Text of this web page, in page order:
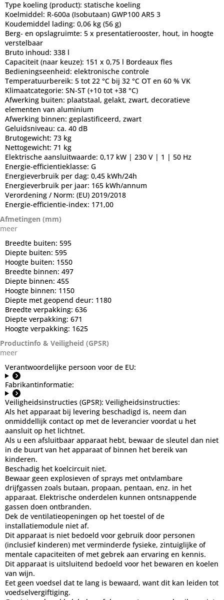
Type koeling (product): statische koeling
Koelmiddel: R-600a (Isobutaan) GWP100 AR5 3
Koudemiddel lading: 0,06 kg (56 g)
Berg- en opslagruimte: 5 x presentatierooster, hout, in hoogte
verstelbaar
Bruto inhoud: 338 l
Capaciteit (naar keuze): 151 x 0,75 l Bordeaux fles
Bedieningseenheid: elektronische controle
Temperatuurbereik: 5 tot 22 °C bij 32 °C OT en 60 % VK
Klimaatcategorie: SN-ST (+10 tot +38 °C)
Afwerking buiten: plaatstaal, gelakt, zwart, decoratieve
elementen van aluminium
Afwerking binnen: geplastificeerd, zwart
Geluidsniveau: ca. 40 dB
Brutogewicht: 73 kg
Nettogewicht: 71 kg
Elektrische aansluitwaarde: 0,17 kW | 230 V | 1 | 50 Hz
Energie-efficientieklasse: G
Energieverbruik per dag: 0,45 kWh/24h
Energieverbruik per jaar: 165 kWh/annum
Verordening / Norm: (EU) 2019/2018
Energie-efficientie-index: 171,00
Afmetingen (mm)
meer
Breedte buiten: 595
Diepte buiten: 595
Hoogte buiten: 1550
Breedte binnen: 497
Diepte binnen: 455
Hoogte binnen: 1150
Diepte met geopend deur: 1180
Breedte verpakking: 636
Diepte verpakking: 671
Hoogte verpakking: 1625
Productinfo & Veiligheid (GPSR)
meer
Verantwoordelijke persoon voor de EU:
Fabrikantinformatie:
Veiligheidsinstructies (GPSR): Veiligheidsinstructies:
Als het apparaat bij levering beschadigd is, neem dan
onmiddellijk contact op met de leverancier voordat u het
aansluit op het lichtnet.
Als u een afsluitbaar apparaat hebt, bewaar de sleutel dan niet
in de buurt van het apparaat of binnen het bereik van
kinderen.
Beschadig het koelcircuit niet.
Bewaar geen explosieven of sprays met ontvlambare
drijfgassen zoals butaan, propaan, pentaan, enz. in het
apparaat. Elektrische onderdelen kunnen ontsnappende
gassen doen ontbranden.
Dek de ventilatieopeningen op het toestel of de
installatiemodule niet af.
Dit apparaat is niet bedoeld voor gebruik door personen
(inclusief kinderen) met verminderde fysieke, zintuiglijke of
mentale capaciteiten of met gebrek aan ervaring en kennis.
Dit apparaat is uitsluitend bedoeld voor het bewaren en koelen
van wijn.
Eet geen voedsel dat te lang is bewaard, want dit kan leiden tot
voedselvergiftiging.